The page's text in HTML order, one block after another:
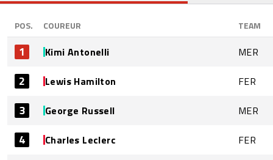
POS. COUREUR TEAM
1 Kimi Antonelli MER
2 Lewis Hamilton FER
3 George Russell MER
4 Charles Leclerc FER